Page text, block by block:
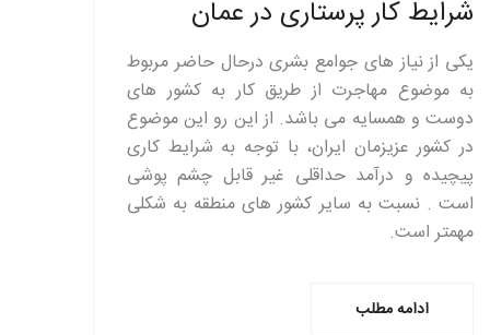
شرایط کار پرستاری در عمان
یکی از نیاز های جوامع بشری درحال حاضر مربوط
به موضوع مهاجرت از طریق کار به کشور های
دوست و همسایه می باشد. از این رو این موضوع
در کشور عزیزمان ایران، با توجه به شرایط کاری
پیچیده و درآمد حداقلی غیر قابل چشم پوشی
است . نسبت به سایر کشور های منطقه به شکلی
مهمتر است.
ادامه مطلب